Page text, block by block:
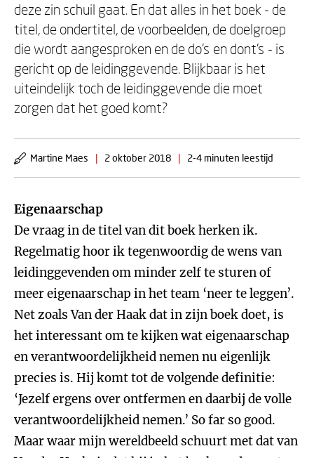
deze zin schuil gaat. En dat alles in het boek - de
titel, de ondertitel, de voorbeelden, de doelgroep
die wordt aangesproken en de do’s en dont’s - is
gericht op de leidinggevende. Blijkbaar is het
uiteindelijk toch de leidinggevende die moet
zorgen dat het goed komt?
Martine Maes | 2 oktober 2018 | 2-4 minuten leestijd
Eigenaarschap
De vraag in de titel van dit boek herken ik.
Regelmatig hoor ik tegenwoordig de wens van
leidinggevenden om minder zelf te sturen of
meer eigenaarschap in het team ‘neer te leggen’.
Net zoals Van der Haak dat in zijn boek doet, is
het interessant om te kijken wat eigenaarschap
en verantwoordelijkheid nemen nu eigenlijk
precies is. Hij komt tot de volgende definitie:
‘Jezelf ergens over ontfermen en daarbij de volle
verantwoordelijkheid nemen.’ So far so good.
Maar waar mijn wereldbeeld schuurt met dat van